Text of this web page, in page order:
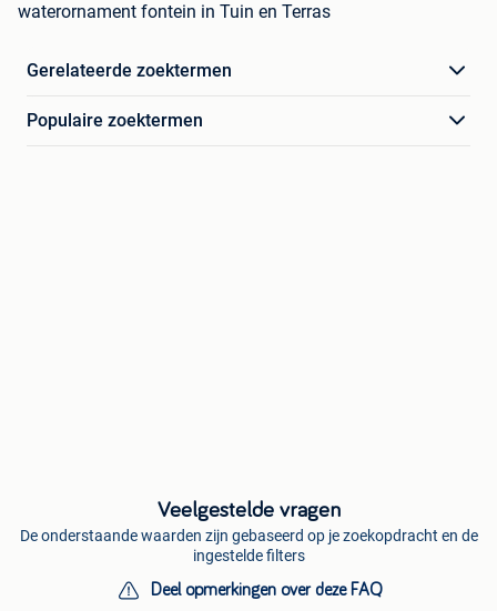
waterornament fontein in Tuin en Terras
Gerelateerde zoektermen
Populaire zoektermen
Veelgestelde vragen
De onderstaande waarden zijn gebaseerd op je zoekopdracht en de
ingestelde filters
Deel opmerkingen over deze FAQ